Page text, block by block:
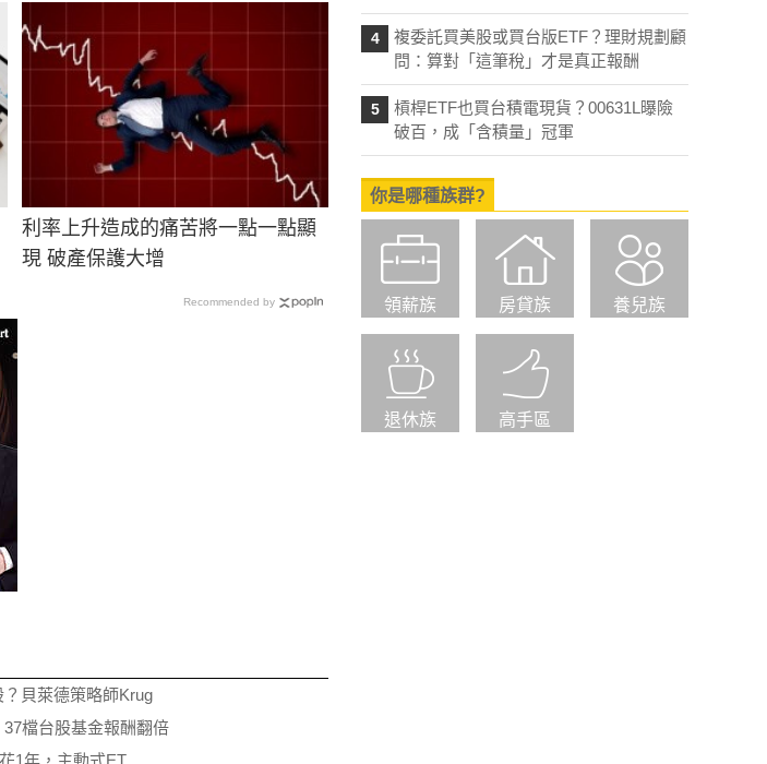
利率上升造成的痛苦將一點一點顯
現 破產保護大增
Recommended by
貝萊德策略師Krug
檔台股基金報酬翻倍
1年，主動式ET
4
複委託買美股或買台版ETF？理財規劃顧
問：算對「這筆稅」才是真正報酬
5
槓桿ETF也買台積電現貨？00631L曝險
破百，成「含積量」冠軍
你是哪種族群?
領薪族 房貸族 養兒族
退休族 高手區